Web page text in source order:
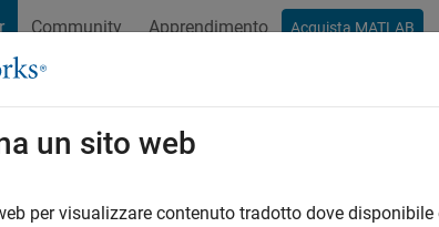
Community Apprendimento Acquista MATLAB
un sito web
per visualizzare contenuto tradotto dove